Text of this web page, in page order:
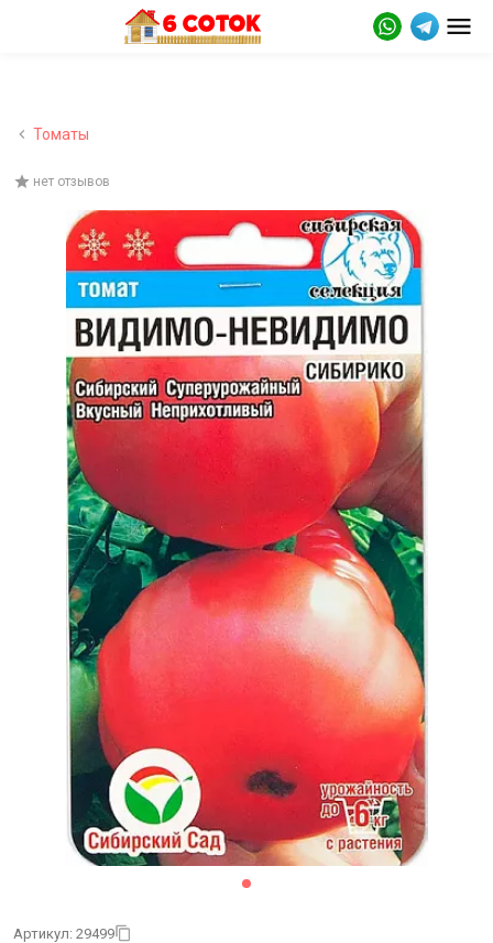
Томаты
нет отзывов
Артикул: 29499